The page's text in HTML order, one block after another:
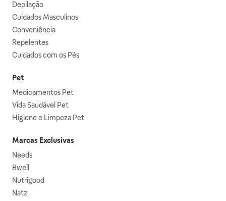
Depilação
Cuidados Masculinos
Conveniência
Repelentes
Cuidados com os Pés
Pet
Medicamentos Pet
Vida Saudável Pet
Higiene e Limpeza Pet
Marcas Exclusivas
Needs
Bwell
Nutrigood
Natz